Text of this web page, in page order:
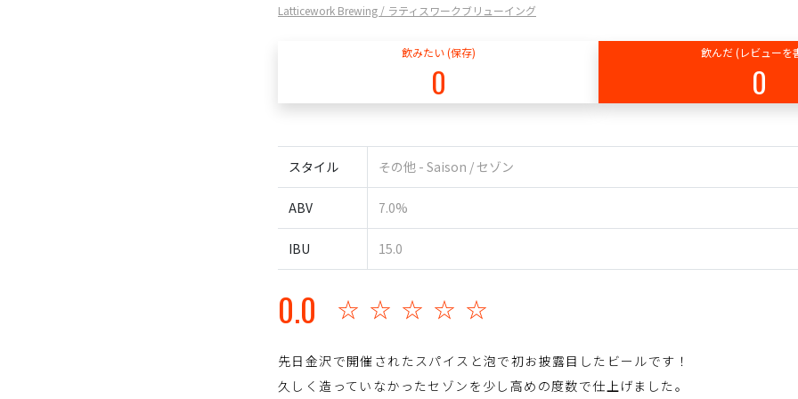
Latticework Brewing / ラティスワークブリューイング
飲みたい (保存)
0
飲んだ (レビューを
0
スタイル その他 - Saison / セゾン
ABV 7.0%
IBU 15.0
0.0 ☆☆☆☆☆
先日金沢で開催されたスパイスと泡で初お披露目したビールです！
久しく造っていなかったセゾンを少し高めの度数で仕上げました。